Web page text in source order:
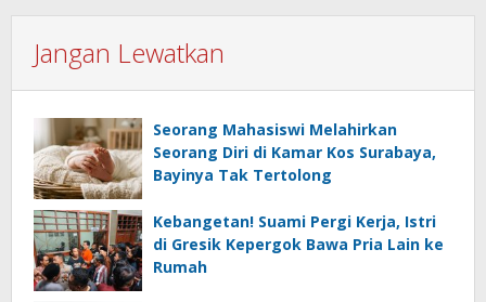
Jangan Lewatkan
Seorang Mahasiswi Melahirkan
Seorang Diri di Kamar Kos Surabaya,
Bayinya Tak Tertolong
Kebangetan! Suami Pergi Kerja, Istri
di Gresik Kepergok Bawa Pria Lain ke
Rumah